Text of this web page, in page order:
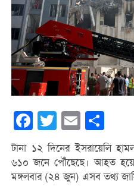
Facebook
Twitter Email
টানা ১২ দিনের ইসরায়েলি
৬১০ জনে পৌঁছেছে। আহত
মঙ্গলবার (২৪ জুন) এসব তথ্য